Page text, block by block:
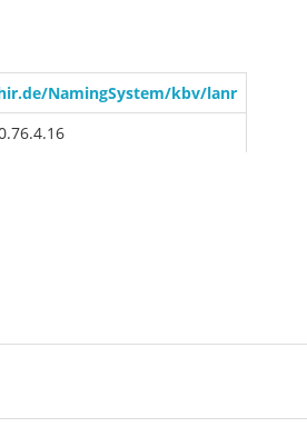
NamingSystem/kbv/lanr